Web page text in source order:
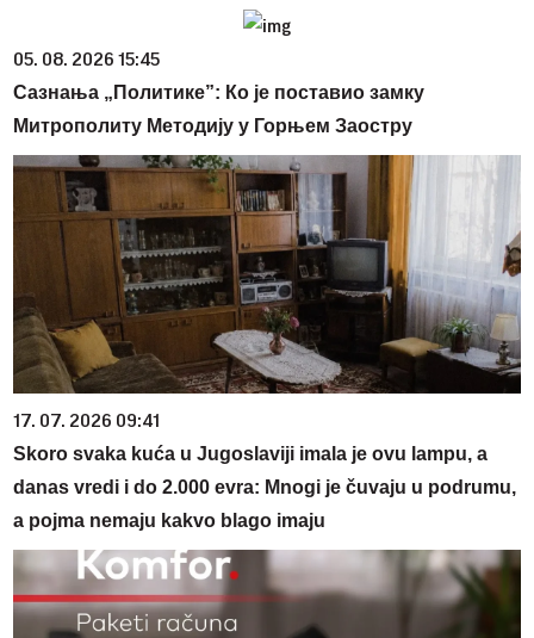
05. 08. 2026 15:45
Сазнања „Политике”: Ко је поставио замку
Митрополиту Методију у Горњем Заостру
17. 07. 2026 09:41
Skoro svaka kuća u Jugoslaviji imala je ovu lampu, a
danas vredi i do 2.000 evra: Mnogi je čuvaju u podrumu,
a pojma nemaju kakvo blago imaju